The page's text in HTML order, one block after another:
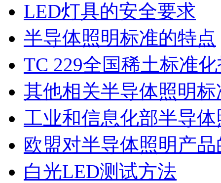
LED灯具的安全要求
半导体照明标准的特点
TC 229全国稀土标准
其他相关半导体照明标
工业和信息化部半导
欧盟对半导体照明产
白光LED测试方法